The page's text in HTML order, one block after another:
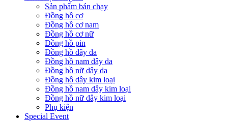
Sản phẩm bán chạy
Đồng hồ cơ
Đồng hồ cơ nam
Đồng hồ cơ nữ
Đồng hồ pin
Đồng hồ dây da
Đồng hồ nam dây da
Đồng hồ nữ dây da
Đồng hồ dây kim loại
Đồng hồ nam dây kim loại
Đồng hồ nữ dây kim loại
Phụ kiện
Special Event